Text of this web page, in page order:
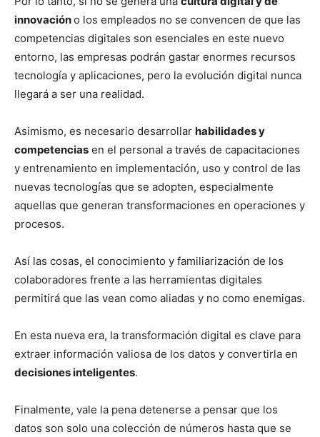
innovacióno los empleados no se convencen de que las
competencias digitales son esenciales en este nuevo
entorno, las empresas podrán gastar enormes recursos
tecnología y aplicaciones, pero la evolución digital nunca
llegará a ser una realidad.
Asimismo, es necesario desarrollar habilidades y
competencias en el personal a través de capacitaciones
y entrenamiento en implementación, uso y control de las
nuevas tecnologías que se adopten, especialmente
aquellas que generan transformaciones en operaciones y
procesos.
Así las cosas, el conocimiento y familiarización de los
colaboradores frente a las herramientas digitales
permitirá que las vean como aliadas y no como enemigas.
En esta nueva era, la transformación digital es clave para
extraer información valiosa de los datos y convertirla en
decisiones inteligentes.
Finalmente, vale la pena detenerse a pensar que los
datos son solo una colección de números hasta que se